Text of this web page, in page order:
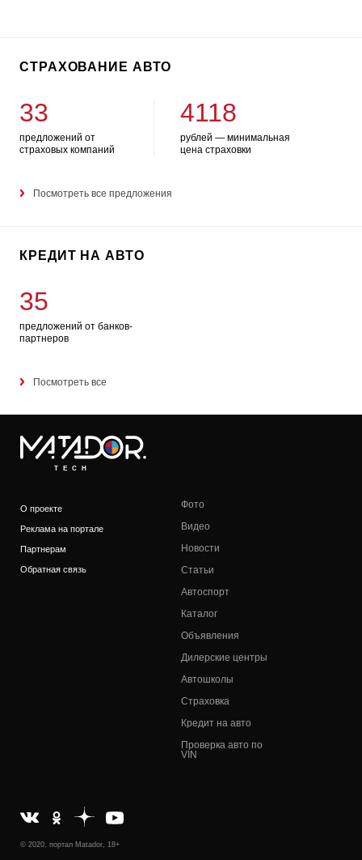
СТРАХОВАНИЕ АВТО
33
предложений от
страховых компаний
4118
рублей — минимальная
цена страховки
Посмотреть все предложения
КРЕДИТ НА АВТО
35
предложений от банков-
партнеров
Посмотреть все
TECH
О проекте
Реклама на портале
Партнерам
Обратная связь
Фото
Видео
Новости
Статьи
Автоспорт
Каталог
Объявления
Дилерские центры
Автошколы
Страховка
Кредит на авто
Проверка авто по
VIN
© 2020, портал Matador, 18+